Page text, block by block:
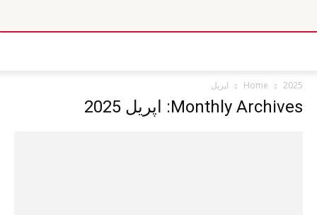
Home 2025 اپريل
Monthly Archives: اپريل 2025